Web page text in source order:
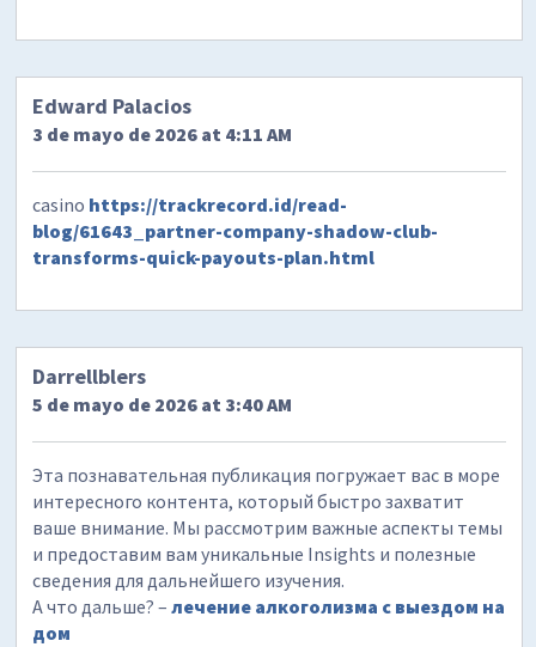
Edward Palacios
3 de mayo de 2026 at 4:11 AM
casino https://trackrecord.id/read-
blog/61643_partner-company-shadow-club-
transforms-quick-payouts-plan.html
Darrellblers
5 de mayo de 2026 at 3:40 AM
Эта познавательная публикация погружает вас в море
интересного контента, который быстро захватит
ваше внимание. Мы рассмотрим важные аспекты темы
и предоставим вам уникальные Insights и полезные
сведения для дальнейшего изучения.
А что дальше? –лечение алкоголизма с выездом на
дом